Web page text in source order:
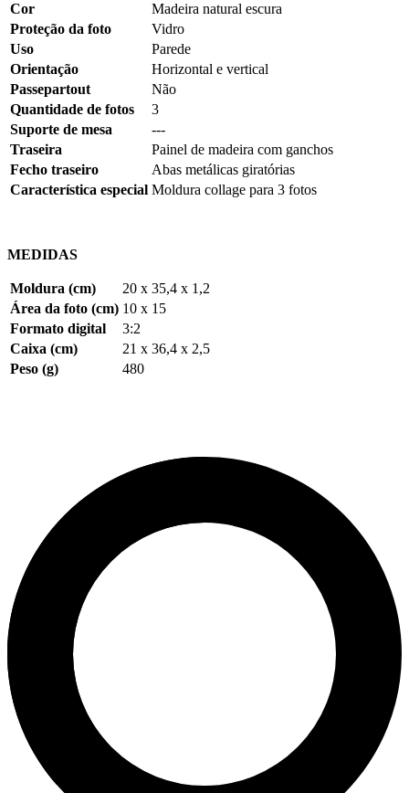
Cor
Madeira natural escura
Proteção da foto
Vidro
Uso
Parede
Orientação
Horizontal e vertical
Passepartout
Não
Quantidade de fotos
3
Suporte de mesa
---
Traseira
Painel de madeira com ganchos
Fecho traseiro
Abas metálicas giratórias
Característica especial Moldura collage para 3 fotos
MEDIDAS
Moldura (cm)
20 x 35,4 x 1,2
Área da foto (cm) 10 x 15
Formato digital
3:2
Caixa (cm)
21 x 36,4 x 2,5
Peso (g)
480